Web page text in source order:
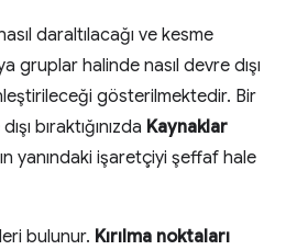
daraltılacağı ve kesme
gruplar halinde nasıl devre dışı
gösterilmektedir. Bir
bıraktığınızda Kaynaklar
yanındaki işaretçiyi şeffaf hale
bulunur. Kırılma noktaları